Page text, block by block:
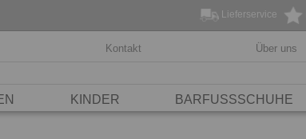
Lieferservice
Kontakt Über uns
KINDER BARFUSSSCHUHE